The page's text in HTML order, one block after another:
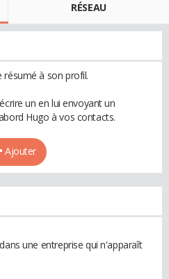
RÉSEAU
à son profil.
un en lui envoyant un
Hugo à vos contacts.
Ajouter
une entreprise qui n'apparaît